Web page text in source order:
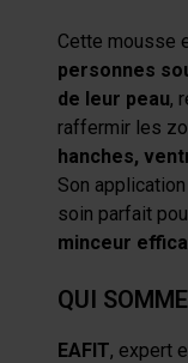
Cette mousse
personnes
de leur peau,
raffermir les
hanches,
Son
soin parfait
minceur
QUI
EAFIT, expert